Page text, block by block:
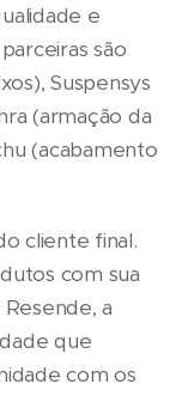
e
são
Suspensys
(armação da
(acabamento
cliente final.
com sua
a
que
com os